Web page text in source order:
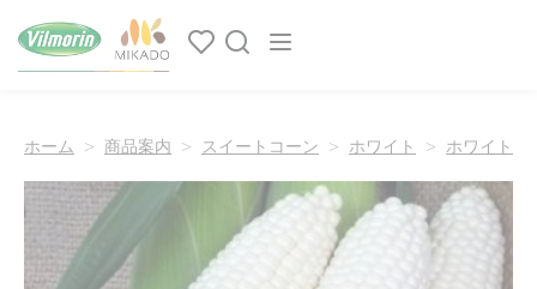
Main navigation
ホーム 商品案内 スイートコーン ホワイト ホワイトシ
クッキー利用の管理について